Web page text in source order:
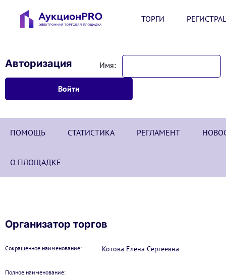
ТОРГИ
Авторизация Имя:
ПОМОЩЬ СТАТИСТИКА РЕГЛАМЕНТ
О ПЛОЩАДКЕ
Организатор торгов
Сокращенное наименование: Котова Елена Сергеевна
Полное наименование: